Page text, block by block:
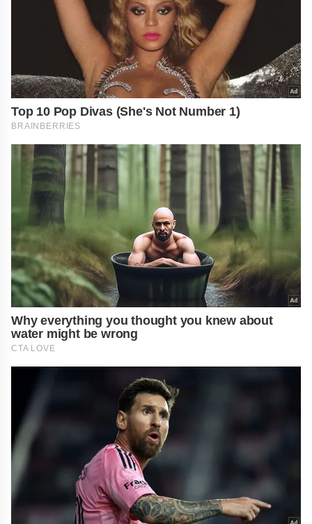
Top 10 Pop Divas (She's Not Number 1)
BRAINBERRIES
Why everything you thought you knew about
water might be wrong
CTA LOVE